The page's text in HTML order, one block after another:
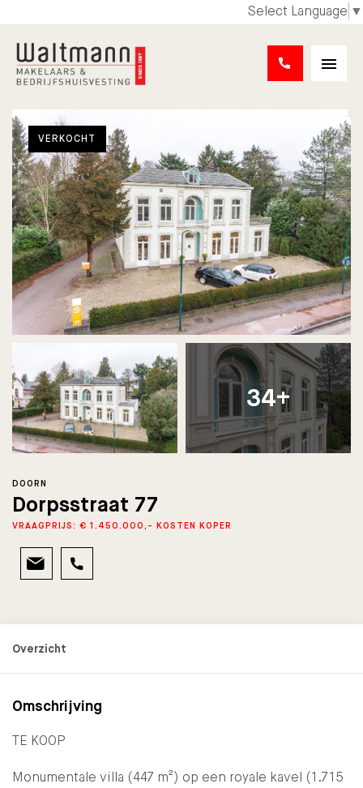
Select Language ▼
VERKOCHT
34+
Dorpsstraat 77
DOORN
VRAAGPRIJS: € 1.450.000,- KOSTEN KOPER
Omschrijving
TE KOOP
Monumentale villa (447 m²) op een royale kavel (1.715